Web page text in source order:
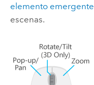
elemento emergente
escenas.